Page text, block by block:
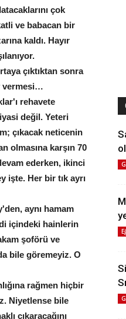
çok
ve babacan bir
kaldı. Hayır
çıktıktan sonra
vermesi…
rehavete
değil. Yeteri
çıkacak neticenin
olmasına karşın 70
ederken, ikinci
işte. Her bir tık ayrı
aynı hamam
içindeki hainlerin
şoförü ve
bile göremeyiz. O
rağmen hiçbir
Niyetlense bile
çıkaracağını